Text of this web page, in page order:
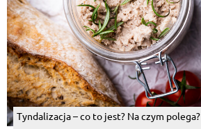
Tyndalizacja – co to jest? Na czym polega?